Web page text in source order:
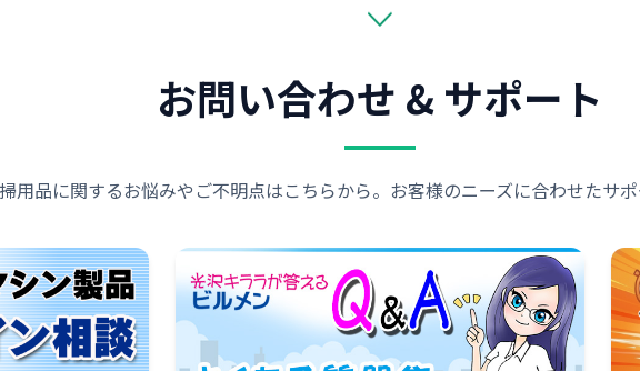
お問い合わせ & サポート
用品に関するお悩みやご不明点はこちらから。お客様のニーズに合わせたサポ